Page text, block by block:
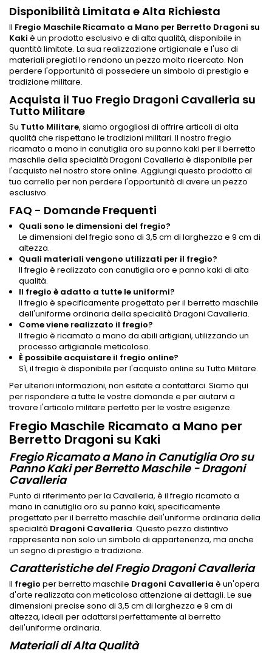
Disponibilità Limitata e Alta Richiesta
Il Fregio Maschile Ricamato a Mano per Berretto Dragoni su
Kaki è un prodotto esclusivo e di alta qualità, disponibile in
quantità limitate. La sua realizzazione artigianale e l'uso di
materiali pregiati lo rendono un pezzo molto ricercato. Non
perdere l'opportunità di possedere un simbolo di prestigio e
tradizione militare.
Acquista il Tuo Fregio Dragoni Cavalleria su
Tutto Militare
Su Tutto Militare, siamo orgogliosi di offrire articoli di alta
qualità che rispettano le tradizioni militari. Il nostro fregio
ricamato a mano in canutiglia oro su panno kaki per il berretto
maschile della specialità Dragoni Cavalleria è disponibile per
l'acquisto nel nostro store online. Aggiungi questo prodotto al
tuo carrello per non perdere l'opportunità di avere un pezzo
esclusivo.
FAQ - Domande Frequenti
Quali sono le dimensioni del fregio?
Le dimensioni del fregio sono di 3,5 cm di larghezza e 9 cm di
altezza.
Quali materiali vengono utilizzati per il fregio?
Il fregio è realizzato con canutiglia oro e panno kaki di alta
qualità.
Il fregio è adatto a tutte le uniformi?
Il fregio è specificamente progettato per il berretto maschile
dell'uniforme ordinaria della specialità Dragoni Cavalleria.
Come viene realizzato il fregio?
Il fregio è ricamato a mano da abili artigiani, utilizzando un
processo artigianale meticoloso.
È possibile acquistare il fregio online?
Sì, il fregio è disponibile per l'acquisto online su Tutto Militare.
Per ulteriori informazioni, non esitate a contattarci. Siamo qui
per rispondere a tutte le vostre domande e per aiutarvi a
trovare l'articolo militare perfetto per le vostre esigenze.
Fregio Maschile Ricamato a Mano per
Berretto Dragoni su Kaki
Fregio Ricamato a Mano in Canutiglia Oro su
Panno Kaki per Berretto Maschile - Dragoni
Cavalleria
Punto di riferimento per la Cavalleria, è il fregio ricamato a
mano in canutiglia oro su panno kaki, specificamente
progettato per il berretto maschile dell'uniforme ordinaria della
specialità Dragoni Cavalleria. Questo pezzo distintivo
rappresenta non solo un simbolo di appartenenza, ma anche
un segno di prestigio e tradizione.
Caratteristiche del Fregio Dragoni Cavalleria
Il fregio per berretto maschile Dragoni Cavalleria è un'opera
d'arte realizzata con meticolosa attenzione ai dettagli. Le sue
dimensioni precise sono di 3,5 cm di larghezza e 9 cm di
altezza, ideali per adattarsi perfettamente al berretto
dell'uniforme ordinaria.
Materiali di Alta Qualità